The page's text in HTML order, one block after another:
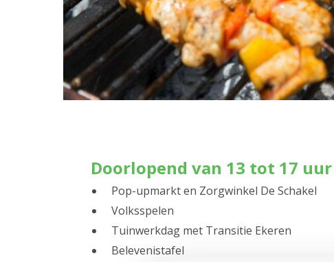
Doorlopend van 13 tot 17 uur
Pop-upmarkt en Zorgwinkel De Schakel
Volksspelen
Tuinwerkdag met Transitie Ekeren
Belevenistafel